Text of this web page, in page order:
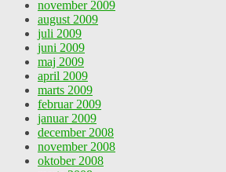
november 2009
august 2009
juli 2009
juni 2009
maj 2009
april 2009
marts 2009
februar 2009
januar 2009
december 2008
november 2008
oktober 2008